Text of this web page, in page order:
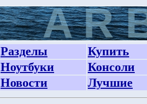
Разделы
Купить
Ноутбуки
Консоли
Новости Лучшие